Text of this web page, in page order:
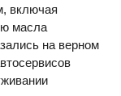
включая
масла
на верном